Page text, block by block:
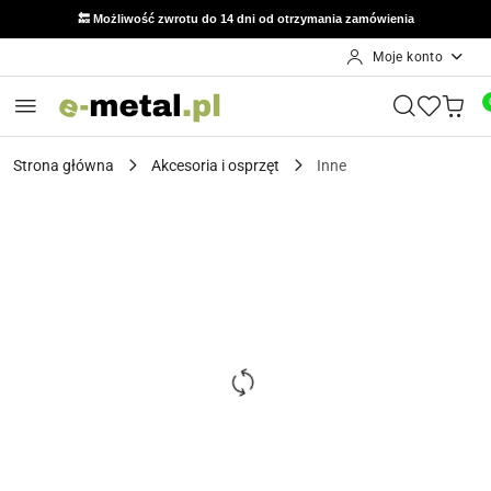
🔙 Możliwość zwrotu do 14 dni od otrzymania zamówienia
Moje konto
Strona główna Akcesoria i osprzęt Inne